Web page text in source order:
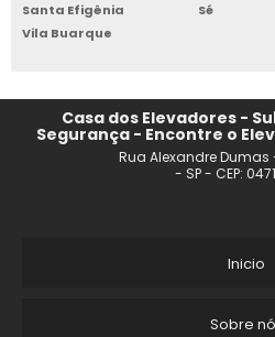
ELEVADOR DE CARGA 1000 KG PREÇO
COMPRAR ELEVADOR DE CARGA
EMPRESA DE ELEVADOR MONTA
ELEVADOR MONTA CARGA PARA
Santa Efigênia
Sé
Vila Buarque
Casa dos Elevadores -
Segurança - Encontre o
Rua Alexandre
- SP - CEP:
Inicio
Sobre